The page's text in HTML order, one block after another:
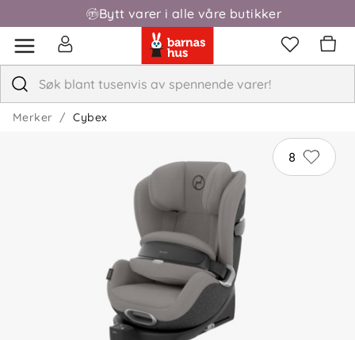
Bytt varer i alle våre butikker
Fri frakt over 1000,-
Merker Cybex
8